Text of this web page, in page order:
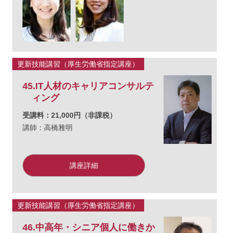
更新技能講習（厚生労働省指定講座）
45.IT人材のキャリアコンサルテ
ィング
受講料：21,000円（非課税）
講師：高橋雅明
講座詳細
更新技能講習（厚生労働省指定講座）
46.中高年・シニア個人に働きか